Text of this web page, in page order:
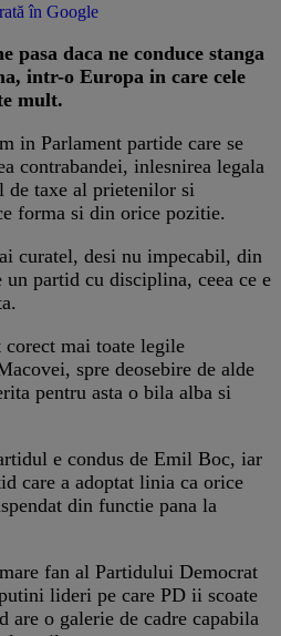
în Google
pasa daca ne conduce stanga
intr-o Europa in care cele
mult.
in Parlament partide care se
contrabandei, inlesnirea legala
de taxe al prietenilor si
forma si din orice pozitie.
curatel, desi nu impecabil, din
partid cu disciplina, ceea ce e
mai toate legile
spre deosebire de alde
pentru asta o bila alba si
e condus de Emil Boc, iar
care a adoptat linia ca orice
din functie pana la
fan al Partidului Democrat
lideri pe care PD ii scoate
are o galerie de cadre capabila